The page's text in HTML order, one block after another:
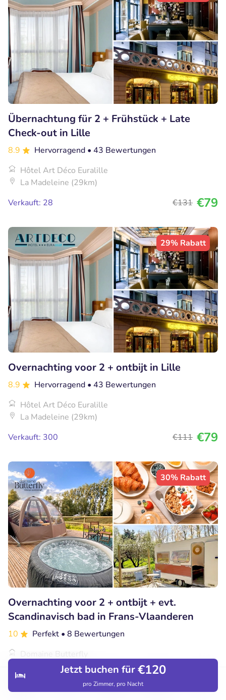
Entdecken Restaurants Buchungen
Jetzt buchen für€120
pro Zimmer, pro Nacht
Übernachtung für 2 + Frühstück + Late
Check-out in Lille
8.9 Hervorragend • 43 Bewertungen
Hôtel Art Déco Euralille
La Madeleine (29km)
Verkauft: 28
€131 €79
29% Rabatt
Overnachting voor 2 + ontbijt in Lille
8.9 Hervorragend • 43 Bewertungen
Hôtel Art Déco Euralille
La Madeleine (29km)
Verkauft: 300
€111 €79
30% Rabatt
Overnachting voor 2 + ontbijt + evt.
Scandinavisch bad in Frans-Vlaanderen
10 Perfekt • 8 Bewertungen
Domaine Butterfly
Steenwerck (31km)
Verkauft: 37
€79